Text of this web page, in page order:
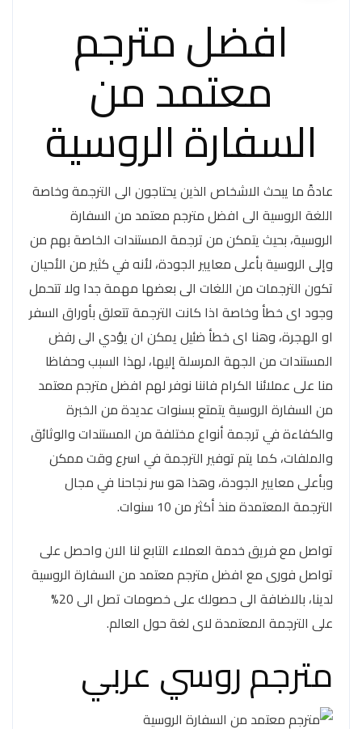
افضل مترجم
معتمد من
السفارة الروسية
عادةً ما يبحث الاشخاص الذين يحتاجون الى الترجمة وخاصة
اللغة الروسية الى افضل مترجم معتمد من السفارة
الروسية، بحيث يتمكن من ترجمة المستندات الخاصة بهم من
وإلى الروسية بأعلى معايير الجودة، لأنه في كثير من الأحيان
تكون الترجمات من اللغات الى بعضها مهمة جدا ولا تتحمل
وجود اى خطأ وخاصة اذا كانت الترجمة تتعلق بأوراق السفر
او الهجرة، وهنا اى خطأ ضئيل يمكن ان يؤدي الى رفض
المستندات من الجهة المرسلة إليها، لهذا السبب وحفاظا
منا على عملائنا الكرام فاننا نوفر لهم افضل مترجم معتمد
من السفارة الروسية يتمتع بسنوات عديدة من الخبرة
والكفاءة في ترجمة أنواع مختلفة من المستندات والوثائق
والملفات، كما يتم توفير الترجمة في اسرع وقت ممكن
وبأعلى معايير الجودة، وهذا هو سر نجاحنا في مجال
الترجمة المعتمدة منذ أكثر من 10 سنوات.
تواصل مع فريق خدمة العملاء التابع لنا الان واحصل على
تواصل فورى مع افضل مترجم معتمد من السفارة الروسية
لدينا، بالاضافة الى حصولك على خصومات تصل الى 20%
على الترجمة المعتمدة لاى لغة حول العالم.
مترجم روسي عربي